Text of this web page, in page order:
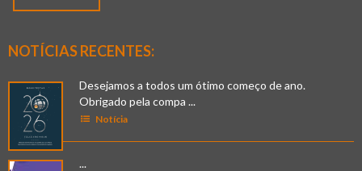
NOTÍCIAS RECENTES:
Desejamos a todos um ótimo começo de ano.
Obrigado pela compa ...
Notícia
...